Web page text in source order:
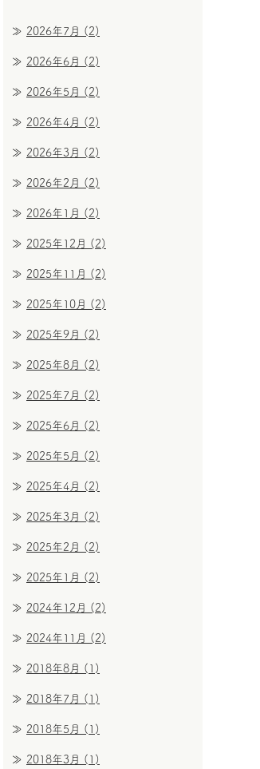
2026年7月 (2)
2026年6月 (2)
2026年5月 (2)
2026年4月 (2)
2026年3月 (2)
2026年2月 (2)
2026年1月 (2)
2025年12月 (2)
2025年11月 (2)
2025年10月 (2)
2025年9月 (2)
2025年8月 (2)
2025年7月 (2)
2025年6月 (2)
2025年5月 (2)
2025年4月 (2)
2025年3月 (2)
2025年2月 (2)
2025年1月 (2)
2024年12月 (2)
2024年11月 (2)
2018年8月 (1)
2018年7月 (1)
2018年5月 (1)
2018年3月 (1)